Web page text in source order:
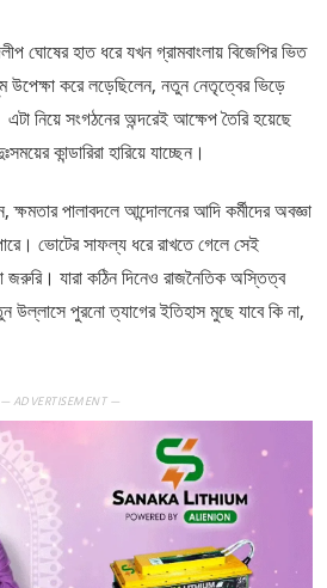
ঘোষের হাত ধরে যখন গ্রামবাংলায় বিজেপির ভিত
উপেক্ষা করে লড়েছিলেন, নতুন নেতৃত্বের ভিড়ে
নিয়ে সংগঠনের অন্দরেই আক্ষেপ তৈরি হয়েছে
কান্ডারিরা হারিয়ে যাচ্ছেন।
ক্ষমতার পালাবদলে আন্দোলনের আদি কর্মীদের অবজ্ঞা
ভোটের সাফল্য ধরে রাখতে গেলে সেই
জরুরি। যারা কঠিন দিনেও রাজনৈতিক অস্তিত্ব
উল্লাসে পুরনো ত্যাগের ইতিহাস মুছে যাবে কি না,
— ADVERTISEMENT —